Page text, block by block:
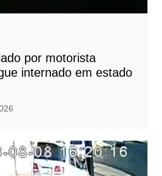
por motorista
internado em estado